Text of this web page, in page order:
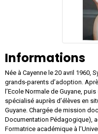
Informations
Née à Cayenne le 20 avril 1960,
grands-parents d’adoption.
l’Ecole Normale de Guyane,
spécialisé auprès d’élèves en
Guyane. Chargée de mission
Documentation Pédagogique),
Formatrice académique à